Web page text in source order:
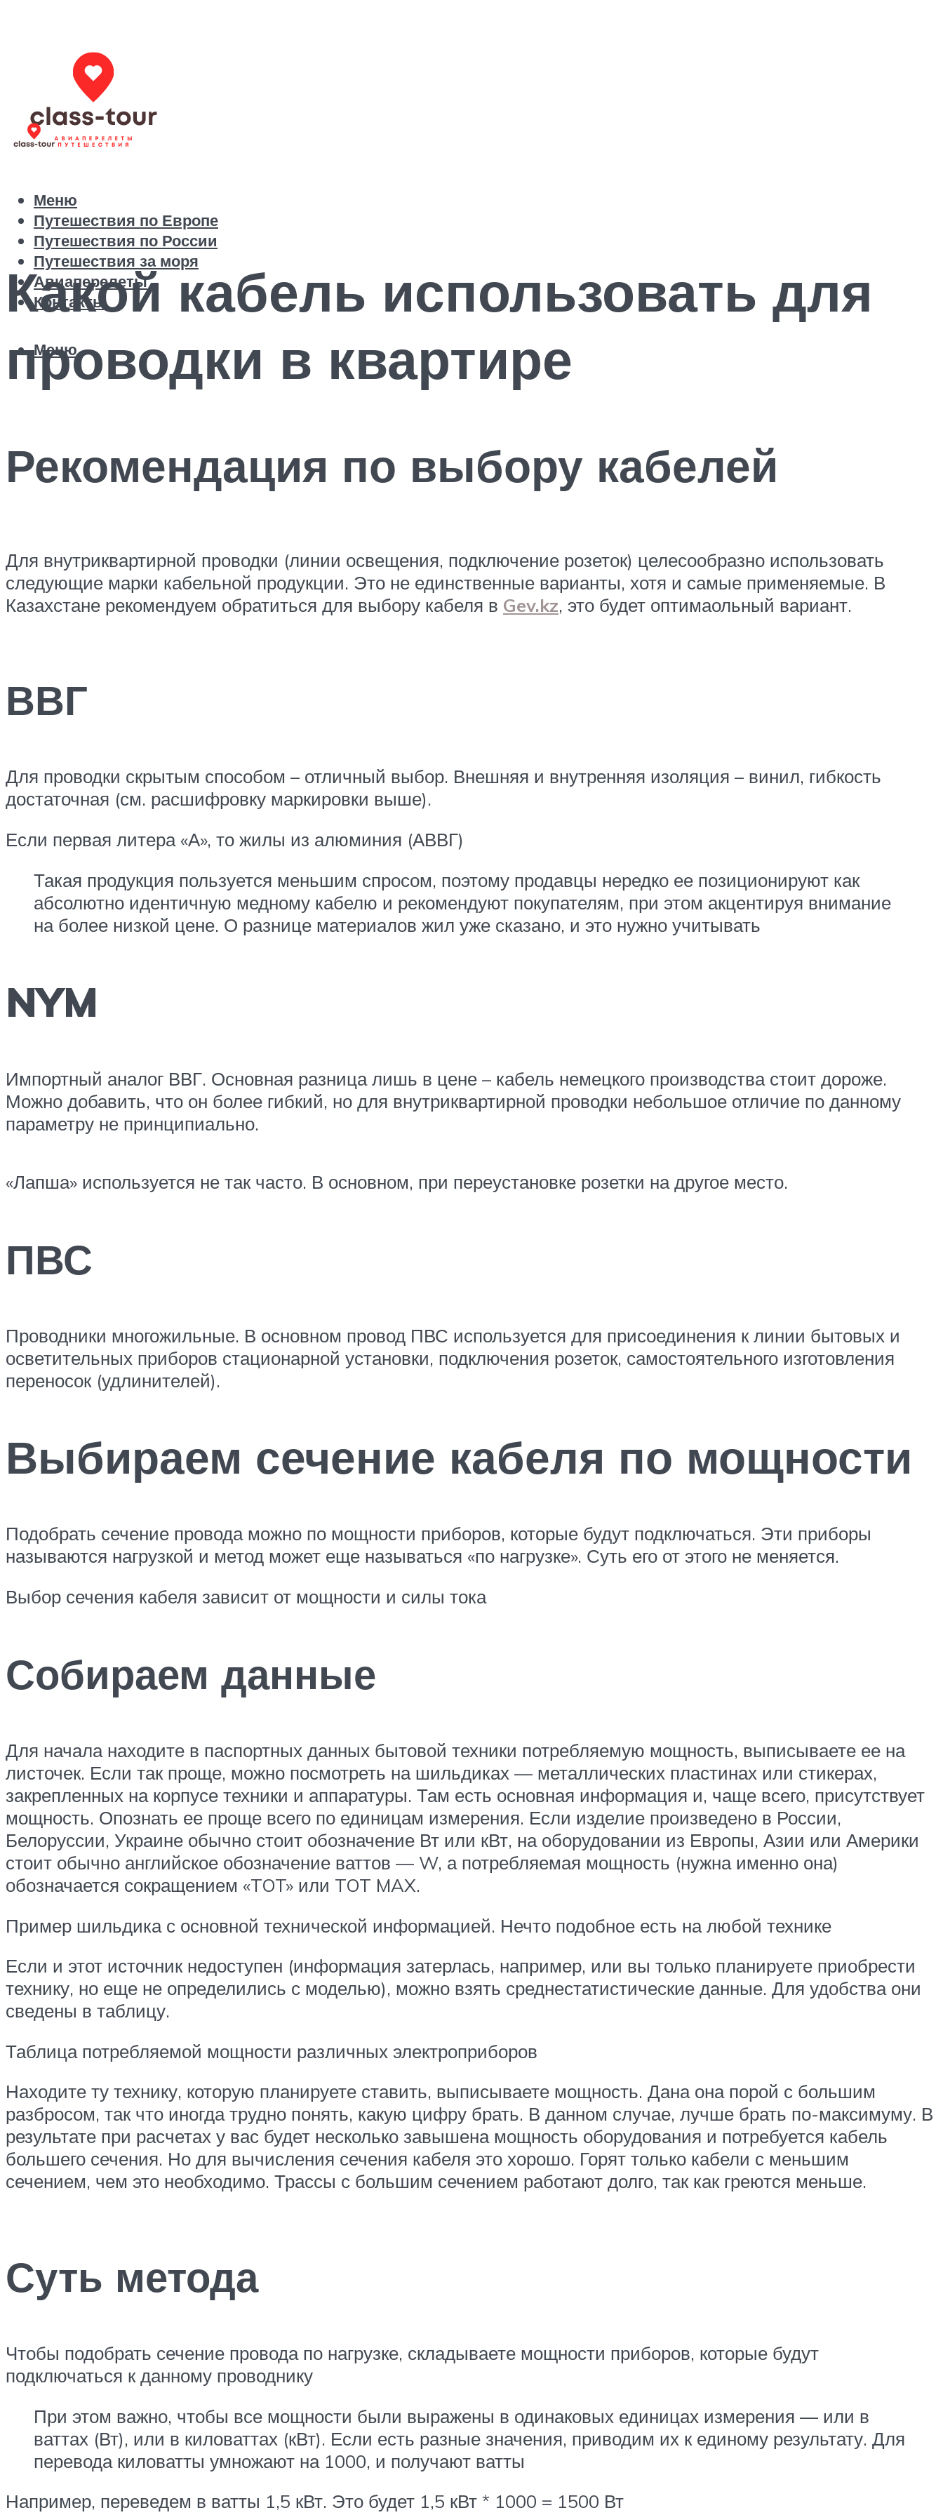
Путешествия по Европе
Путешествия по России
Путешествия за моря
Авиаперелеты
Контакты
Меню
Меню
Какой кабель использовать для
проводки в квартире
Рекомендация по выбору кабелей
Для внутриквартирной проводки (линии освещения, подключение розеток) целесообразно использовать
следующие марки кабельной продукции. Это не единственные варианты, хотя и самые применяемые. В
Казахстане рекомендуем обратиться для выбору кабеля в Gev.kz, это будет оптимаольный вариант.
ВВГ
Для проводки скрытым способом – отличный выбор. Внешняя и внутренняя изоляция – винил, гибкость
достаточная (см. расшифровку маркировки выше).
Если первая литера «А», то жилы из алюминия (АВВГ)
Такая продукция пользуется меньшим спросом, поэтому продавцы нередко ее позиционируют как
абсолютно идентичную медному кабелю и рекомендуют покупателям, при этом акцентируя внимание
на более низкой цене. О разнице материалов жил уже сказано, и это нужно учитывать
NYM
Импортный аналог ВВГ. Основная разница лишь в цене – кабель немецкого производства стоит дороже.
Можно добавить, что он более гибкий, но для внутриквартирной проводки небольшое отличие по данному
параметру не принципиально.
«Лапша» используется не так часто. В основном, при переустановке розетки на другое место.
ПВС
Проводники многожильные. В основном провод ПВС используется для присоединения к линии бытовых и
осветительных приборов стационарной установки, подключения розеток, самостоятельного изготовления
переносок (удлинителей).
Выбираем сечение кабеля по мощности
Подобрать сечение провода можно по мощности приборов, которые будут подключаться. Эти приборы
называются нагрузкой и метод может еще называться «по нагрузке». Суть его от этого не меняется.
Выбор сечения кабеля зависит от мощности и силы тока
Собираем данные
Для начала находите в паспортных данных бытовой техники потребляемую мощность, выписываете ее на
листочек. Если так проще, можно посмотреть на шильдиках — металлических пластинах или стикерах,
закрепленных на корпусе техники и аппаратуры. Там есть основная информация и, чаще всего, присутствует
мощность. Опознать ее проще всего по единицам измерения. Если изделие произведено в России,
Белоруссии, Украине обычно стоит обозначение Вт или кВт, на оборудовании из Европы, Азии или Америки
стоит обычно английское обозначение ваттов — W, а потребляемая мощность (нужна именно она)
обозначается сокращением «TOT» или TOT MAX.
Пример шильдика с основной технической информацией. Нечто подобное есть на любой технике
Если и этот источник недоступен (информация затерлась, например, или вы только планируете приобрести
технику, но еще не определились с моделью), можно взять среднестатистические данные. Для удобства они
сведены в таблицу.
Таблица потребляемой мощности различных электроприборов
Находите ту технику, которую планируете ставить, выписываете мощность. Дана она порой с большим
разбросом, так что иногда трудно понять, какую цифру брать. В данном случае, лучше брать по-максимуму. В
результате при расчетах у вас будет несколько завышена мощность оборудования и потребуется кабель
большего сечения. Но для вычисления сечения кабеля это хорошо. Горят только кабели с меньшим
сечением, чем это необходимо. Трассы с большим сечением работают долго, так как греются меньше.
Суть метода
Чтобы подобрать сечение провода по нагрузке, складываете мощности приборов, которые будут
подключаться к данному проводнику
При этом важно, чтобы все мощности были выражены в одинаковых единицах измерения — или в
ваттах (Вт), или в киловаттах (кВт). Если есть разные значения, приводим их к единому результату. Для
перевода киловатты умножают на 1000, и получают ватты
Например, переведем в ватты 1,5 кВт. Это будет 1,5 кВт * 1000 = 1500 Вт